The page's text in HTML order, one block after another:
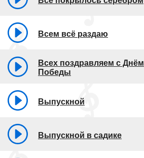
Всем всё раздаю
Всех поздравляем с Днём
Победы
Выпускной
Выпускной в садике